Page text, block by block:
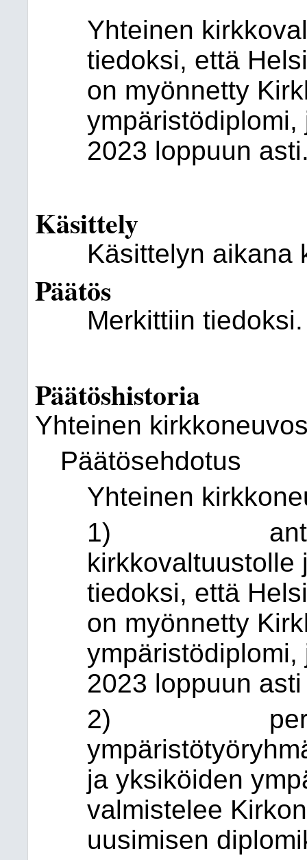
Yhteinen
tiedoksi, että
on myönnetty
2023 loppuun
Käsittely
Käsittelyn aikana
Päätös
Merkittiin tiedoksi.
Päätöshistoria
Yhteinen
Päätösehdotus
Yhteinen
1) antaa
kirkkovaltuustolle
tiedoksi, että
on myönnetty
2023 loppuun asti
2) perustaa
ja yksiköiden
valmistelee
uusimisen